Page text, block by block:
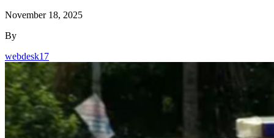
November 18, 2025
By
webdesk17